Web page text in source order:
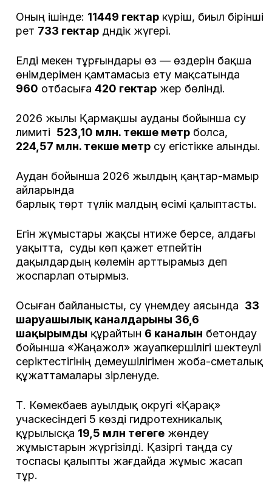
Оның ішінде: 11449 гектар күріш, биыл бірінші
рет 733 гектар дәндік жүгері.
Елді мекен тұрғындары өз — өздерін бақша
өнімдерімен қамтамасыз ету мақсатында
960 отбасыға 420 гектар жер бөлінді.
2026 жылы Қармақшы ауданы бойынша су
лимиті 523,10 млн. текше метр болса,
224,57 млн. текше метр су егістікке алынды.
Аудан бойынша 2026 жылдың қаңтар-мамыр
айларында
барлық төрт түлік малдың өсімі қалыптасты.
Егін жұмыстары жақсы нәтиже берсе, алдағы
уақытта, суды көп қажет етпейтін
дақылдардың көлемін арттырамыз деп
жоспарлап отырмыз.
Осыған байланысты, су үнемдеу аясында 33
шаруашылық каналдарының 36,6
шақырымды құрайтын 6 каналын бетондау
бойынша «Жаңажол» жауапкершілігі шектеулі
серіктестігінің демеушілігімен жоба-сметалық
құжаттамалары әзірленуде.
Т. Көмекбаев ауылдық округі «Қарақ»
учаскесіндегі 5 көзді гидротехникалық
құрылысқа 19,5 млн теңгеге жөндеу
жұмыстарын жүргізілді. Қазіргі таңда су
тоспасы қалыпты жағдайда жұмыс жасап
тұр.